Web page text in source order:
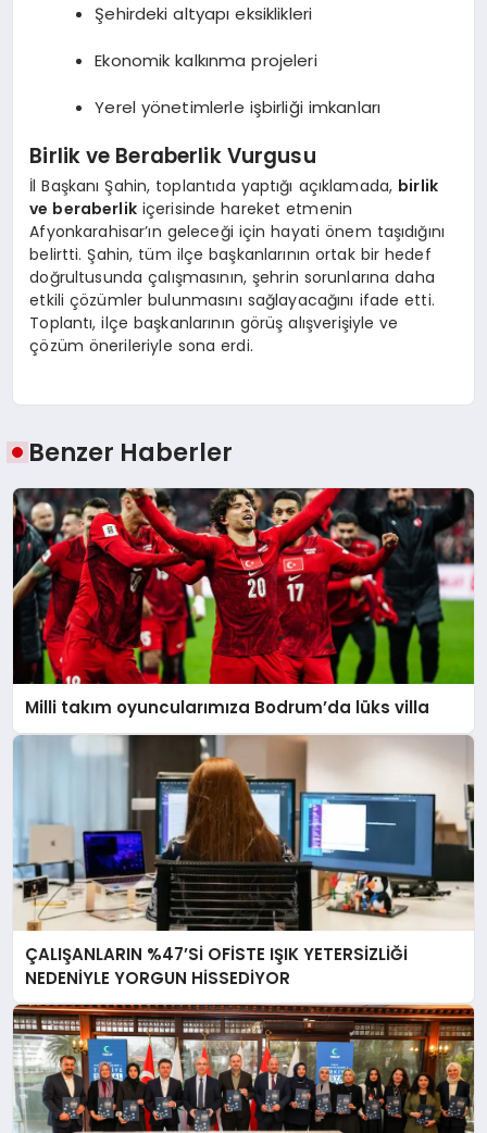
Şehirdeki altyapı eksiklikleri
Ekonomik kalkınma projeleri
Yerel yönetimlerle işbirliği imkanları
Birlik ve Beraberlik Vurgusu
İl Başkanı Şahin, toplantıda yaptığı açıklamada, birlik
ve beraberlikiçerisinde hareket etmenin
Afyonkarahisar’ın geleceği için hayati önem taşıdığını
belirtti. Şahin, tüm ilçe başkanlarının ortak bir hedef
doğrultusunda çalışmasının, şehrin sorunlarına daha
etkili çözümler bulunmasını sağlayacağını ifade etti.
Toplantı, ilçe başkanlarının görüş alışverişiyle ve
çözüm önerileriyle sona erdi.
Benzer Haberler
Milli takım oyuncularımıza Bodrum’da lüks villa
ÇALIŞANLARIN %47’Sİ OFİSTE IŞIK YETERSİZLİĞİ
NEDENİYLE YORGUN HİSSEDİYOR